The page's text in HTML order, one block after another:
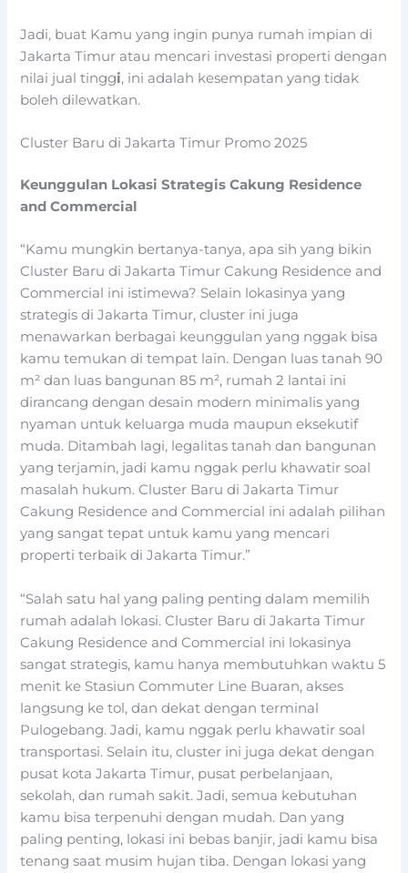
Jadi, buat Kamu yang ingin punya rumah impian di
Jakarta Timur atau mencari investasi properti dengan
nilai jual tinggi, ini adalah kesempatan yang tidak
boleh dilewatkan.
Cluster Baru di Jakarta Timur Promo 2025
Keunggulan Lokasi Strategis Cakung Residence
and Commercial
“Kamu mungkin bertanya-tanya, apa sih yang bikin
Cluster Baru di Jakarta Timur Cakung Residence and
Commercial ini istimewa? Selain lokasinya yang
strategis di Jakarta Timur, cluster ini juga
menawarkan berbagai keunggulan yang nggak bisa
kamu temukan di tempat lain. Dengan luas tanah 90
m² dan luas bangunan 85 m², rumah 2 lantai ini
dirancang dengan desain modern minimalis yang
nyaman untuk keluarga muda maupun eksekutif
muda. Ditambah lagi, legalitas tanah dan bangunan
yang terjamin, jadi kamu nggak perlu khawatir soal
masalah hukum. Cluster Baru di Jakarta Timur
Cakung Residence and Commercial ini adalah pilihan
yang sangat tepat untuk kamu yang mencari
properti terbaik di Jakarta Timur.”
“Salah satu hal yang paling penting dalam memilih
rumah adalah lokasi. Cluster Baru di Jakarta Timur
Cakung Residence and Commercial ini lokasinya
sangat strategis, kamu hanya membutuhkan waktu 5
menit ke Stasiun Commuter Line Buaran, akses
langsung ke tol, dan dekat dengan terminal
Pulogebang. Jadi, kamu nggak perlu khawatir soal
transportasi. Selain itu, cluster ini juga dekat dengan
pusat kota Jakarta Timur, pusat perbelanjaan,
sekolah, dan rumah sakit. Jadi, semua kebutuhan
kamu bisa terpenuhi dengan mudah. Dan yang
paling penting, lokasi ini bebas banjir, jadi kamu bisa
tenang saat musim hujan tiba. Dengan lokasi yang